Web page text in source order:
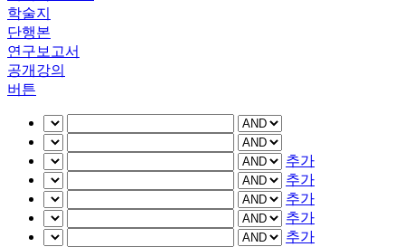
학술지
단행본
연구보고서
공개강의
버튼
추가
추가
추가
추가
추가